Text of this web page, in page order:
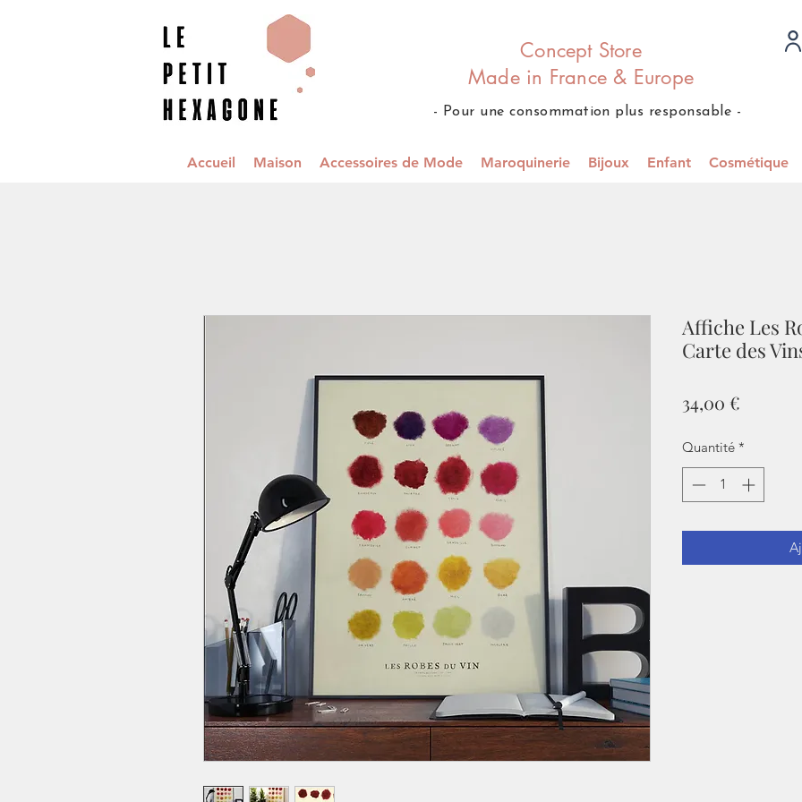
Concept Store
Made in France & Europe
- Pour une consommation plus responsable -
Accueil Maison Accessoires de Mode Maroquinerie Bijoux Enfant Cosmétique
Affiche Les
Carte des
34,00 €
Quantité *